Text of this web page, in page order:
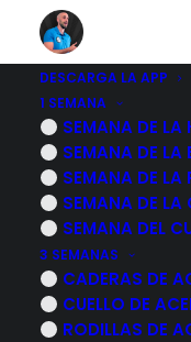
DESCARGA LA APP
1 SEMANA
SEMANA DE LA
SEMANA DE LA
SEMANA DE LA
SEMANA DE LA
SEMANA DEL
3 SEMANAS
CADERAS DE
CUELLO DE
RODILLAS DE
dolor
causa
14 NOVIEMBRE,